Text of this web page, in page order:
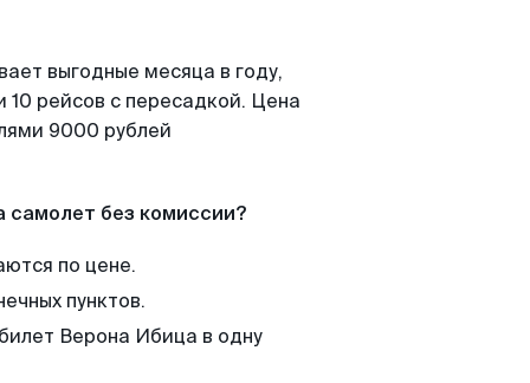
выгодные месяца в году,
рейсов с пересадкой. Цена
9000 рублей
самолет без комиссии?
по цене.
пунктов.
Верона Ибица в одну